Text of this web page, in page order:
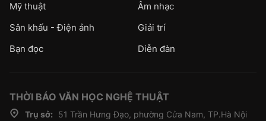
Mỹ thuật
Âm nhạc
Sân khấu - Điện ảnh
Giải trí
Bạn đọc
Diễn đàn
THỜI BÁO VĂN HỌC NGHỆ THUẬT
Trụ sở: 51 Trần Hưng Đạo, phường Cửa Nam, TP.Hà Nội